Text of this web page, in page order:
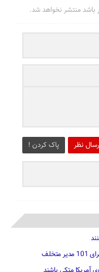
باشد منتشر نخواهد شد.
نظر پاک کردن !